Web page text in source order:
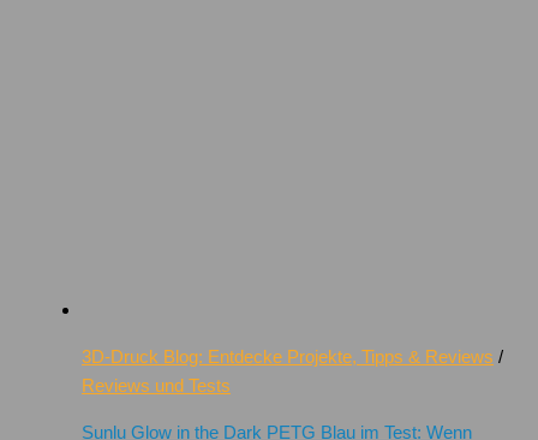
3D-Druck Blog: Entdecke Projekte, Tipps & Reviews /
Reviews und Tests
Sunlu Glow in the Dark PETG Blau im Test: Wenn